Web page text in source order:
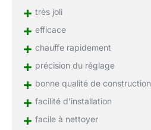
+ très joli
+ efficace
+ chauffe rapidement
+ précision du réglage
+ bonne qualité de construction
+ facilité d’installation
+ facile à nettoyer